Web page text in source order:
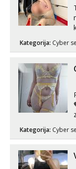
Kategorija: Cyber
Kategorija: Cyber